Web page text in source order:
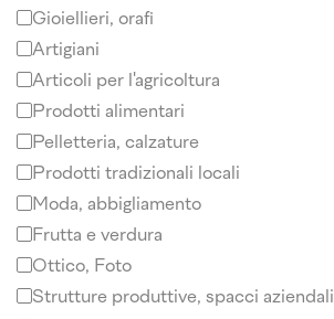
Gioiellieri, orafi
Artigiani
Articoli per l'agricoltura
Prodotti alimentari
Pelletteria, calzature
Prodotti tradizionali locali
Moda, abbigliamento
Frutta e verdura
Ottico, Foto
Strutture produttive, spacci aziendali